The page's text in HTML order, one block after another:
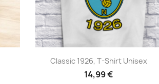
Anteprima
Classic 1926, T-Shirt Unisex
14,99 €